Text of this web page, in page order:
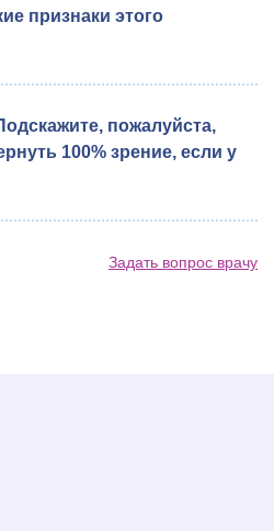
признаки этого
пожалуйста,
100% зрение, если у
Задать вопрос врачу